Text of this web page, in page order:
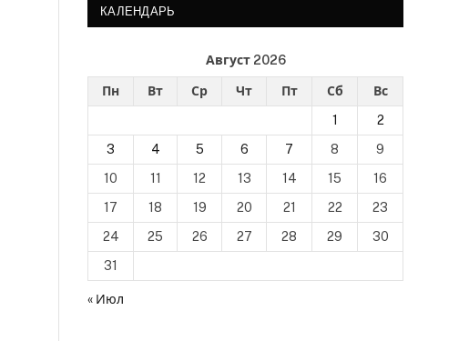
КАЛЕНДАРЬ
Август 2026
Пн Вт Ср Чт Пт Сб
Вс
1
2
3
4 5 6 7 8
9
10
11 12 13 14 15
16
17
18 19 20 21 22
23
24
25 26 27 28 29
30
31
« Июл